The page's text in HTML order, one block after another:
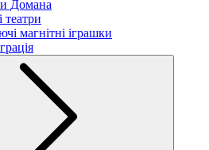
Домана
театри
магнітні іграшки